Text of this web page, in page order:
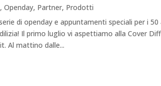
, Openday, Partner, Prodotti
di openday e appuntamenti speciali per i
Il primo luglio vi aspettiamo alla Cover
Al mattino dalle...